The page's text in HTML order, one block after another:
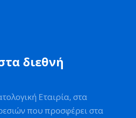
διεθνή
Εταιρία, στα
που προσφέρει στα